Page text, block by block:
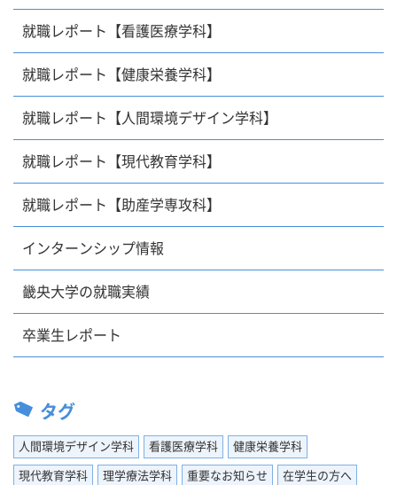
就職レポート【看護医療学科】
就職レポート【健康栄養学科】
就職レポート【人間環境デザイン学科】
就職レポート【現代教育学科】
就職レポート【助産学専攻科】
インターンシップ情報
畿央大学の就職実績
卒業生レポート
タグ
人間環境デザイン学科 看護医療学科 健康栄養学科
現代教育学科 理学療法学科 重要なお知らせ 在学生の方へ